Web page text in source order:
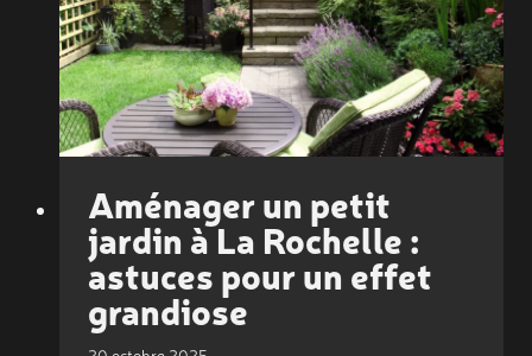
ÉLAGAGE,
PLANTATION
ET
ENTRETIEN
Aménager un petit
jardin à La Rochelle :
astuces pour un effet
grandiose